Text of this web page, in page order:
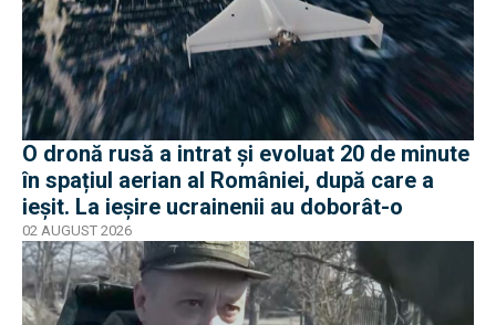
O dronă rusă a intrat și evoluat 20 de minute
în spațiul aerian al României, după care a
ieșit. La ieșire ucrainenii au doborât-o
02 AUGUST 2026